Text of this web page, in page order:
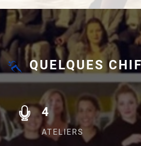
QUELQUES
4
ATELIERS